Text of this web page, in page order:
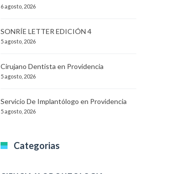
6 agosto, 2026
SONRÍE LETTER EDICIÓN 4
5 agosto, 2026
Cirujano Dentista en Providencia
5 agosto, 2026
Servicio De Implantólogo en Providencia
5 agosto, 2026
Categorias